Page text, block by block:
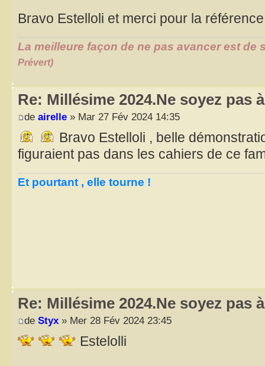
Bravo Estelloli et merci pour la
La meilleure façon de ne pas avancer est de
Prévert)
Re: Millésime 2024.Ne soyez pas
de airelle » Mar 27 Fév 2024 14:35
Bravo Estelloli , belle
figuraient pas dans les cahiers de ce
Et pourtant , elle tourne !
Re: Millésime 2024.Ne soyez pas
de Styx » Mer 28 Fév 2024 23:45
Estelolli